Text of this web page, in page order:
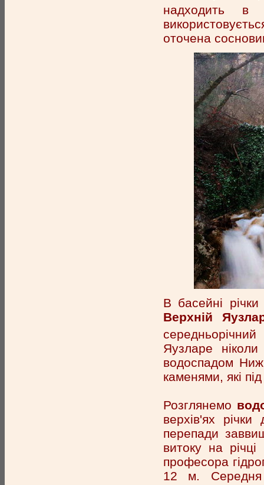
надходить в
оточена
В басейні
Верхній
Яузларе
водоспадом
каменями, які
Розглянемо
верхів'ях
перепади
витоку на
професора
12 м. Середня